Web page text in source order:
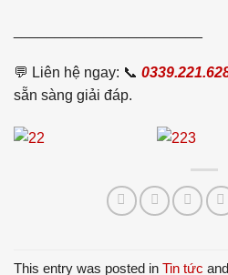
💬 Liên hệ ngay: 📞
sẵn sàng giải đáp.
This entry was posted in Tin tức